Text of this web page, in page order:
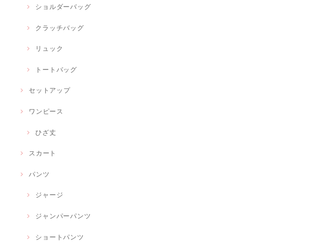
ショルダーバッグ
クラッチバッグ
リュック
トートバッグ
セットアップ
ワンピース
ひざ丈
スカート
パンツ
ジャージ
ジャンパーパンツ
ショートパンツ